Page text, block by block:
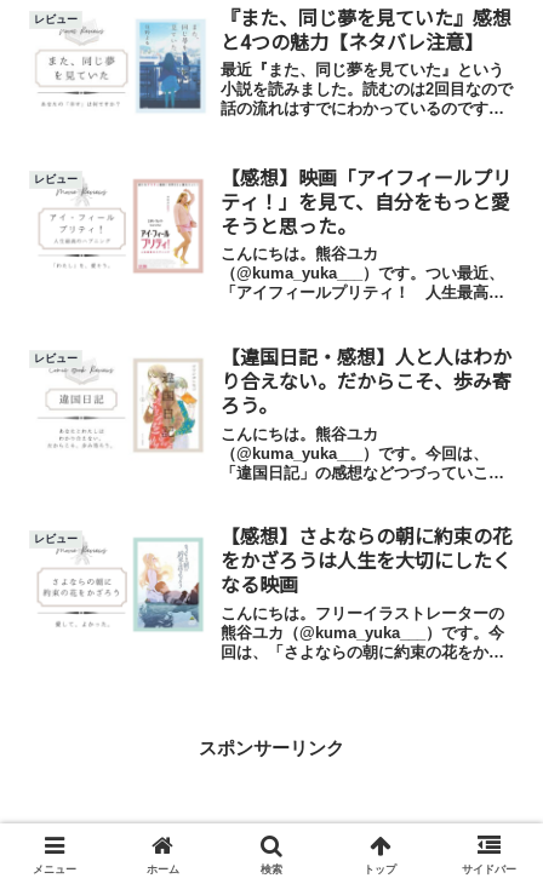
ニメです…。一度は見てほしいアニメで
す…。見たあと...
レビュー
『また、同じ夢を見ていた』感想
と4つの魅力【ネタバレ注意】
最近『また、同じ夢を見ていた』という
小説を読みました。読むのは2回目なので
話の流れはすでにわかっているのです
た』の簡単なあらすじ・4つの魅力・感想
について書いていきます。
レビュー
【感想】映画「アイフィールプリ
ティ！」を見て、自分をもっと愛
そうと思った。
こんにちは。熊谷ユカ
（@kuma_yuka___）です。つい最近、
「アイフィールプリティ！ 人生最高の
が、ようやく見れた…！笑いあり涙あり
の映画でしたよ～！熊谷ユカ見てよ...
レビュー
【違国日記・感想】人と人はわか
り合えない。だからこそ、歩み寄
ろう。
こんにちは。熊谷ユカ
（@kuma_yuka___）です。今回は、
「違国日記」の感想などつづっていこう
読んでほしい物語だなあと感じました。
この記事では、「違国日記」の基本...
レビュー
【感想】さよならの朝に約束の花
をかざろうは人生を大切にしたく
なる映画
こんにちは。フリーイラストレーターの
熊谷ユカ（@kuma_yuka___）です。今
回は、「さよならの朝に約束の花をかざ
スポンサーリンク
メニュー ホーム 検索 トップ サイドバー